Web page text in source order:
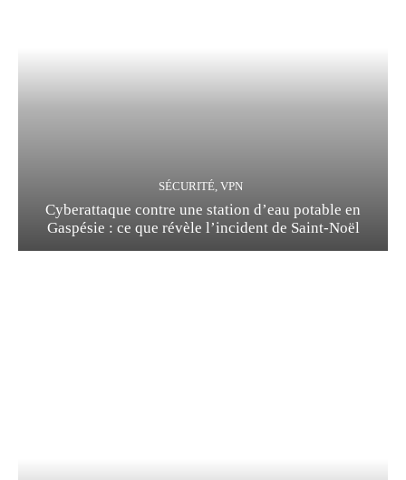
SÉCURITÉ, VPN
Cyberattaque contre une station d’eau potable en
Gaspésie : ce que révèle l’incident de Saint-Noël